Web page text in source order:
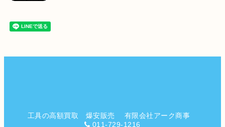
工具の高額買取 爆安販売 有限会社アーク商事
011-729-1216